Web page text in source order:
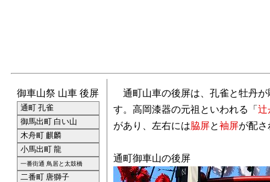
通町山車の後屏は、孔雀と牡丹が
す。高岡漆器の元祖といわれる「 辻
があり、左右には脇屏と袖屏が配
通町御車山の後屏
御車山祭 山車 後屏
通町 孔雀
御馬出町 白い山
木舟町 麒麟
小馬出町 龍
一番街通 鳥居と太鼓橋
二番町 唐獅子